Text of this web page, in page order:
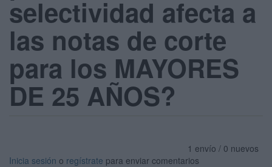
selectividad afecta a
las notas de corte
para los MAYORES
DE 25 AÑOS?
1 envío / 0 nuevos
Inicia sesión o regístrate para enviar comentarios